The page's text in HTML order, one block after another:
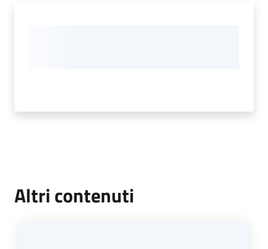
Altri contenuti